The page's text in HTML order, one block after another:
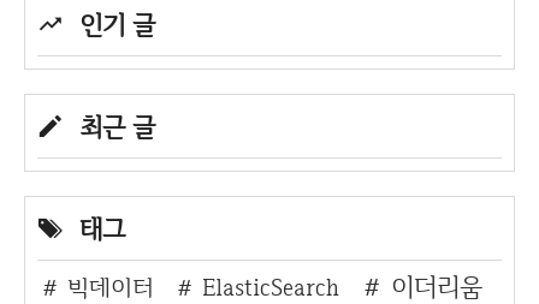
인기 글
최근 글
태그
빅데이터 ElasticSearch 이더리움